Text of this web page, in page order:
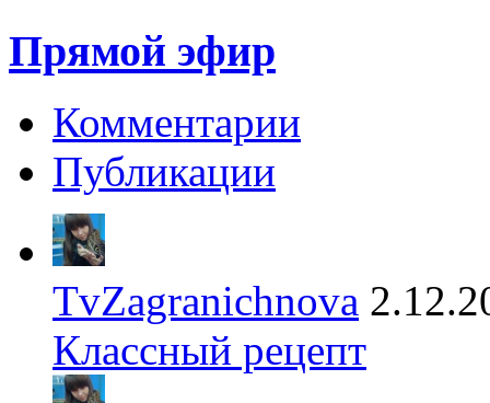
Прямой эфир
Комментарии
Публикации
TvZagranichnova
Классный рецепт